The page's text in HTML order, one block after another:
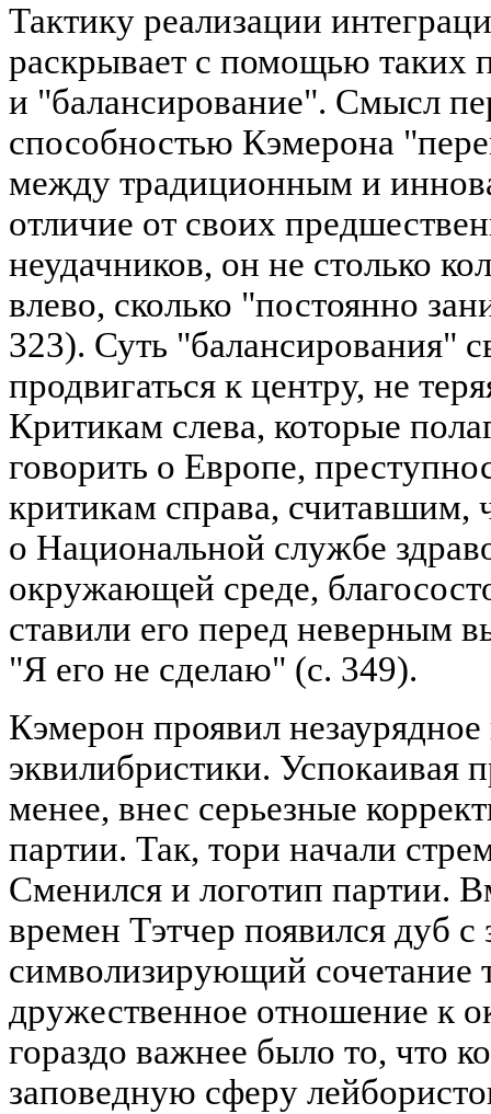
Тактику реализации
раскрывает с помощью таких
и "балансирование". Смысл
способностью Кэмерона
между традиционным и
отличие от своих
неудачников, он не столько
влево, сколько "постоянно
323). Суть "балансирования"
продвигаться к центру, не
Критикам слева, которые
говорить о Европе,
критикам справа, считавшим,
о Национальной службе
окружающей среде,
ставили его перед неверным
"Я его не сделаю" (с. 349).
Кэмерон проявил
эквилибристики. Успокаивая
менее, внес серьезные
партии. Так, тори начали
Сменился и логотип партии.
времен Тэтчер появился дуб с
символизирующий сочетание
дружественное отношение к
гораздо важнее было то, что
заповедную сферу